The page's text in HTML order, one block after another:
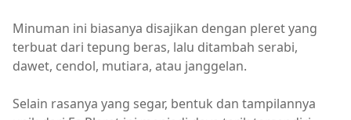
Minuman ini biasanya disajikan dengan pleret yang
terbuat dari tepung beras, lalu ditambah serabi,
dawet, cendol, mutiara, atau janggelan.
Selain rasanya yang segar, bentuk dan tampilannya